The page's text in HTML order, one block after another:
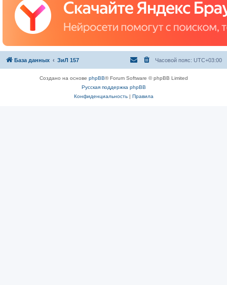
База данных ЗиЛ 157 Часовой пояс: UTC+03:00
Создано на основе phpBB® Forum Software © phpBB Limited
Русская поддержка phpBB
Конфиденциальность| Правила